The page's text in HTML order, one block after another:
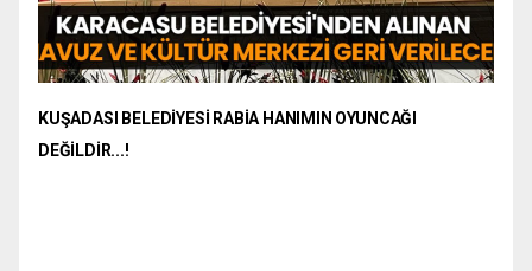
KUŞADASI BELEDİYESİ RABİA HANIMIN OYUNCAĞI
DEĞİLDİR...!